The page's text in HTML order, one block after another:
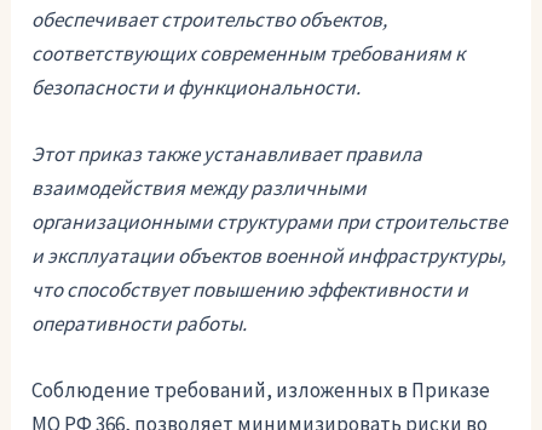
обеспечивает строительство объектов,
соответствующих современным требованиям к
безопасности и функциональности.
Этот приказ также устанавливает правила
взаимодействия между различными
организационными структурами при строительстве
и эксплуатации объектов военной инфраструктуры,
что способствует повышению эффективности и
оперативности работы.
Соблюдение требований, изложенных в Приказе
МО РФ 366, позволяет минимизировать риски во